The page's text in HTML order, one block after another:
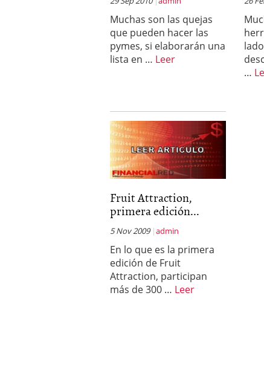
Muchas son las quejas
que pueden hacer las
pymes, si elaborarán una
lista en … Leer
…
Fruit Attraction,
primera edición...
5 Nov 2009 admin
En lo que es la primera
edición de Fruit
Attraction, participan
más de 300 … Leer